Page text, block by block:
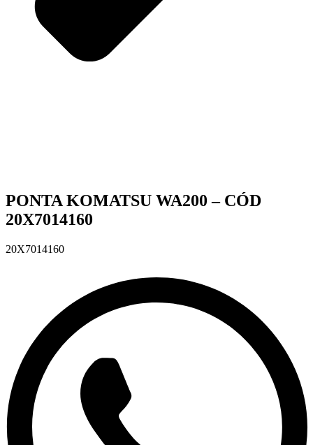
PONTA KOMATSU WA200 – CÓD
20X7014160
20X7014160